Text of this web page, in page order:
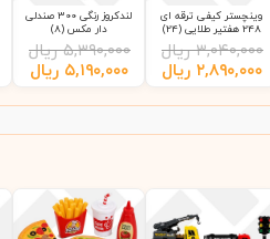
وینچستر کیفی ترقه ای
248 هفتیر طلایی (24)
۳,۰۴۰,۰۰۰ ریال
۲,۸۹۰,۰۰۰ ریال
لندکروز رنگی 300 صندلی
دار مکس (8)
۵,۳۹۰,۰۰۰ ریال
۵,۱۹۰,۰۰۰ ریال